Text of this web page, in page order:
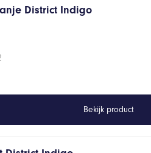
District Indigo
Bekijk product